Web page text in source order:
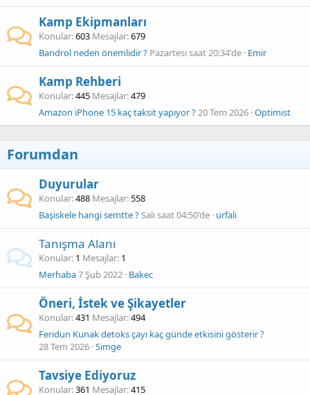
Kamp Ekipmanları
Konular 603 Mesajlar 679
Bandrol neden önemlidir ? Pazartesi saat 20:34'de Emir
Kamp Rehberi
Konular 445 Mesajlar 479
Amazon iPhone 15 kaç taksit yapıyor ?20 Tem 2026 Optimist
Forumdan
Duyurular
Konular 488 Mesajlar 558
Başiskele hangi semtte ?Salı saat 04:50'de urfali
Tanışma Alanı
Konular 1 Mesajlar 1
Merhaba7 Şub 2022 Bakec
Öneri, İstek ve Şikayetler
Konular 431 Mesajlar 494
Feridun Kunak detoks çayı kaç günde etkisini gösterir ?
28 Tem 2026 Simge
Tavsiye Ediyoruz
Konular 361 Mesajlar 415